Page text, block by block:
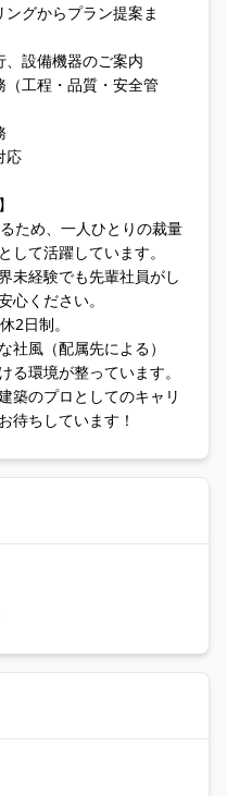
グからプラン提案ま
設備機器のご案内
工程・品質・安全管
応
ため、一人ひとりの裁量
して活躍しています。
未経験でも先輩社員がし
心ください。
2日制。
社風（配属先による）
る環境が整っています。
築のプロとしてのキャリ
待ちしています！